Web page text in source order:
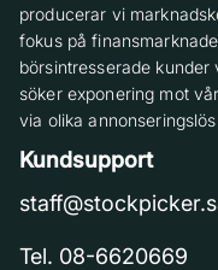
producerar vi
fokus på
börsintresserade kunder
söker exponering mot
via olika
Kundsupport
Tel. 08-6620669